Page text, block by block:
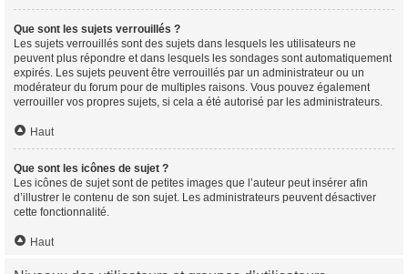
Que sont les sujets verrouillés ?
Les sujets verrouillés sont des sujets dans lesquels les utilisateurs ne
peuvent plus répondre et dans lesquels les sondages sont automatiquement
expirés. Les sujets peuvent être verrouillés par un administrateur ou un
modérateur du forum pour de multiples raisons. Vous pouvez également
verrouiller vos propres sujets, si cela a été autorisé par les administrateurs.
Haut
Que sont les icônes de sujet ?
Les icônes de sujet sont de petites images que l’auteur peut insérer afin
d’illustrer le contenu de son sujet. Les administrateurs peuvent désactiver
cette fonctionnalité.
Haut